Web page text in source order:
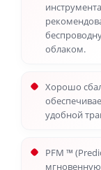
облаком.
Хорошо
удобной
PFM ™